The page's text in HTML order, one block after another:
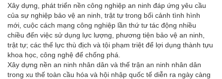
Xây dựng, phát triển nền công nghiệp an ninh đáp ứng yêu cầu
của sự nghiệp bảo vệ an ninh, trật tự trong bối cảnh tình hình
mới, cuộc cách mạng công nghiệp lần thứ tư tác động nhiều
chiều đến việc sử dụng lực lượng, phương tiện bảo vệ an ninh,
trật tự; các thế lực thù địch và tội phạm triệt để lợi dụng thành tựu
khoa học, công nghệ để chống phá.
Xây dựng nền an ninh nhân dân và thế trận an ninh nhân dân
trong xu thế toàn cầu hóa và hội nhập quốc tế diễn ra ngày càng